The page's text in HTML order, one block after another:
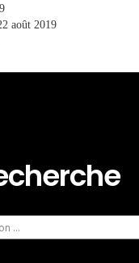
août 2019